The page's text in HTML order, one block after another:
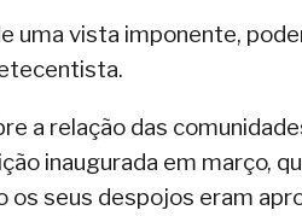
uma vista imponente,
a relação das
inaugurada em março,
seus despojos eram